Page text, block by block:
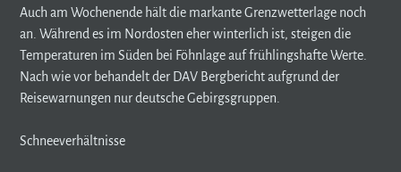
Auch am Wochenende hält die markante Grenzwetterlage noch
an. Während es im Nordosten eher winterlich ist, steigen die
Temperaturen im Süden bei Föhnlage auf frühlingshafte Werte.
Nach wie vor behandelt der DAV Bergbericht aufgrund der
Reisewarnungen nur deutsche Gebirgsgruppen.
Schneeverhältnisse